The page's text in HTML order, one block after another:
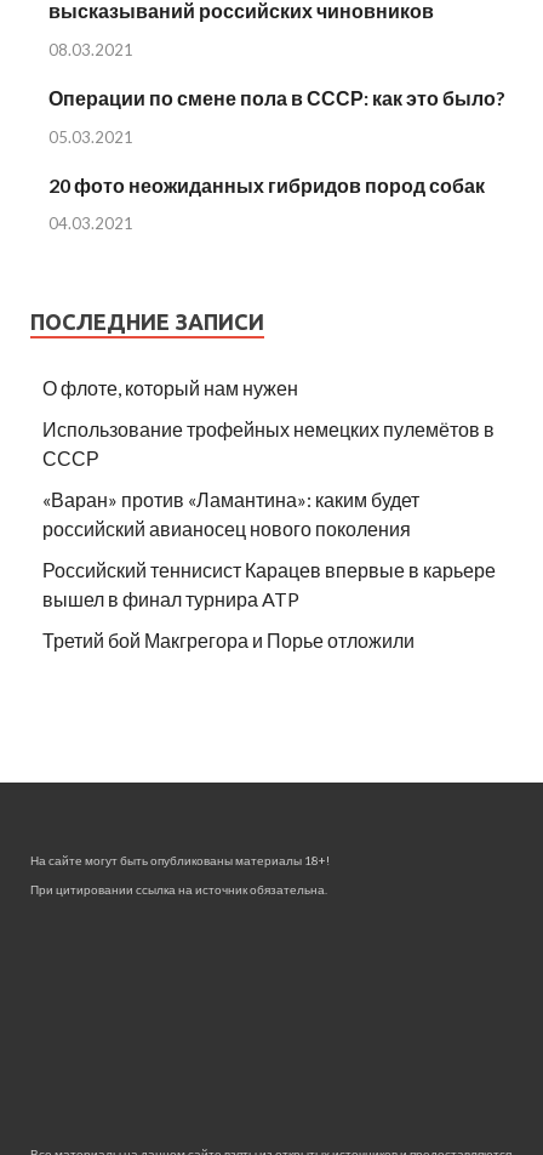
высказываний российских чиновников
08.03.2021
Операции по смене пола в СССР: как это было?
05.03.2021
20 фото неожиданных гибридов пород собак
04.03.2021
ПОСЛЕДНИЕ ЗАПИСИ
О флоте, который нам нужен
Использование трофейных немецких пулемётов в
СССР
«Варан» против «Ламантина»: каким будет
российский авианосец нового поколения
Российский теннисист Карацев впервые в карьере
вышел в финал турнира ATP
Третий бой Макгрегора и Порье отложили
На сайте могут быть опубликованы материалы 18+!
При цитировании ссылка на источник обязательна.